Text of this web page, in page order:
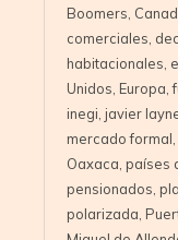
Boomers,
comerciales,
habitacionales,
Unidos, Europa,
inegi, javier
mercado formal,
Oaxaca, países
pensionados,
polarizada,